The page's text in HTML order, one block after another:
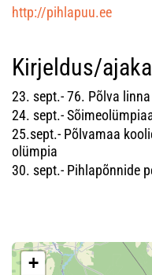
http://pihlapuu.ee
Kirjeldus/
23. sept.- 76. Põlva
24. sept.-
25.sept.- Põlvamaa
olümpia
30. sept.- Pihlapõnnide
+